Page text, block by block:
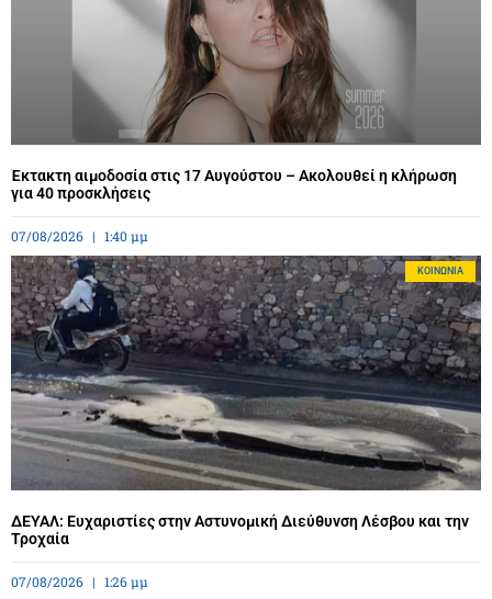
Έκτακτη αιμοδοσία στις 17 Αυγούστου – Ακολουθεί η κλήρωση
για 40 προσκλήσεις
07/08/2026 1:40 μμ
ΚΟΙΝΩΝΊΑ
ΔΕΥΑΛ: Ευχαριστίες στην Αστυνομική Διεύθυνση Λέσβου και την
Τροχαία
07/08/2026 1:26 μμ